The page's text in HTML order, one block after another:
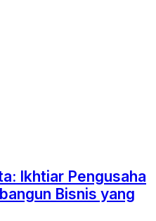
Ikhtiar Pengusaha
Bisnis yang